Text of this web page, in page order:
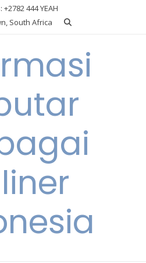
+2782 444 YEAH
South Africa